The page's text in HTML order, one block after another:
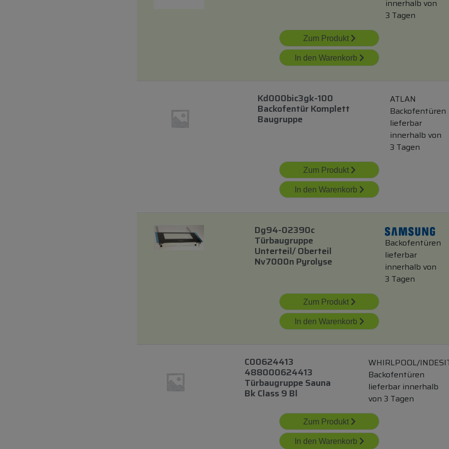
innerhalb von
3 Tagen
Zum Produkt
In den Warenkorb
Kd000bic3gk-100
Backofentür Komplett
Baugruppe
ATLAN
Backofentüren
lieferbar
innerhalb von
3 Tagen
Zum Produkt
In den Warenkorb
Dg94-02390c
Türbaugruppe
Unterteil/ Oberteil
Nv7000n Pyrolyse
Backofentüren
lieferbar
innerhalb von
3 Tagen
Zum Produkt
In den Warenkorb
C00624413
488000624413
Türbaugruppe Sauna
Bk Class 9 Bl
WHIRLPOOL/
Backofentüren
lieferbar innerhalb
von 3 Tagen
Zum Produkt
In den Warenkorb